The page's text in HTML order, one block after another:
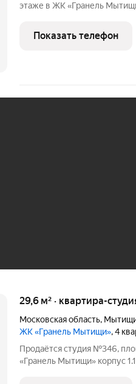
этаже в ЖК «Гранель Мытищи»
двор. Современный
комплексного
Показать телефон
29,6 м² · квартира-
Московская область,
ЖК «Гранель Мытищи», 4
Продаётся студия №346,
«Гранель Мытищи» корпус 1.1.